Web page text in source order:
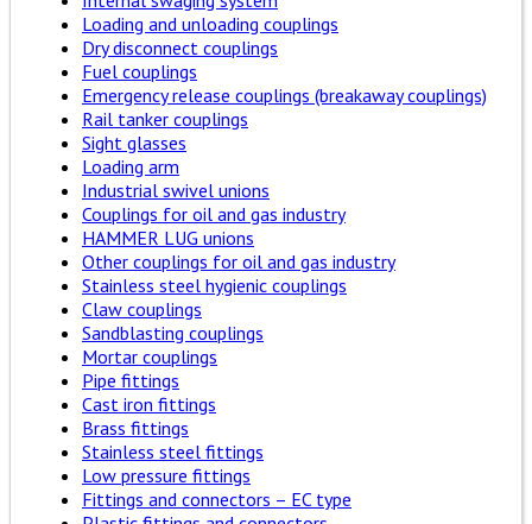
Loading and unloading couplings
Dry disconnect couplings
Fuel couplings
Emergency release couplings (breakaway couplings)
Rail tanker couplings
Sight glasses
Loading arm
Industrial swivel unions
Couplings for oil and gas industry
HAMMER LUG unions
Other couplings for oil and gas industry
Stainless steel hygienic couplings
Claw couplings
Sandblasting couplings
Mortar couplings
Pipe fittings
Cast iron fittings
Brass fittings
Stainless steel fittings
Low pressure fittings
Fittings and connectors – EC type